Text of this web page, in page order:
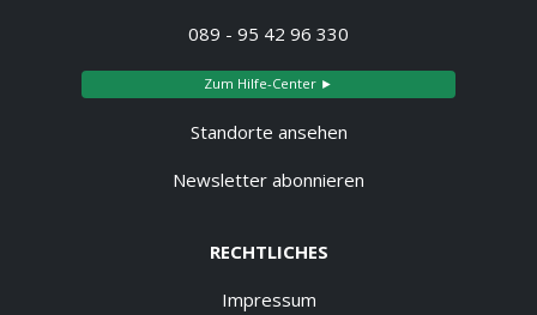
089 - 95 42 96 330
Zum Hilfe-Center ►
Standorte ansehen
Newsletter abonnieren
RECHTLICHES
Impressum